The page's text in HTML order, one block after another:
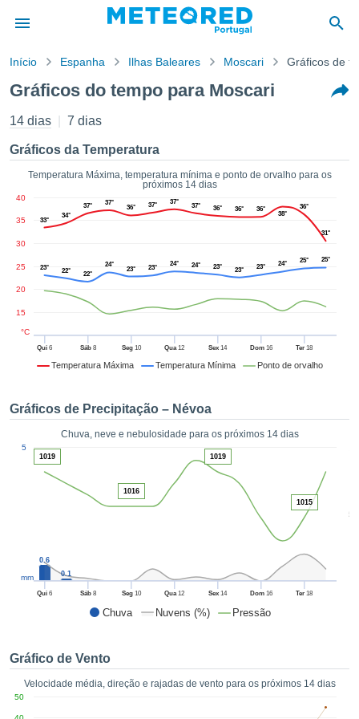
da
foi
por
para
que as
a este
digital
fornecer-
a
o
no
como
ACEITAR
Início Espanha Ilhas Baleares Moscari Gráficos de
Gráficos do tempo para Moscari
14 dias 7 dias
Gráficos da Temperatura
Temperatura Máxima, temperatura mínima e ponto de orvalho para os
próximos 14 dias
Temperatura Máxima Temperatura Mínima Ponto de orvalho
Qui 6 Sáb8 Seg10 Qua12 Sex 14 Dom16 Ter 18
15
20
25
30
35
40
°C
33°
34°
37° 37°
36° 37° 37°
37° 36° 36° 36°
38°
36°
31°
23° 22° 22°
24°
23° 23°
24° 24° 23° 23° 23° 24° 25° 25°
Gráficos de Precipitação – Névoa
Chuva, neve e nebulosidade para os próximos 14 dias
Chuva Nuvens (%) Pressão
50
Qui 6 Sáb8 Seg10 Qua12 Sex 14 Dom16 Ter 18
5
mm
0.6
0.1
1019
1016
1019
1015
Gráfico de Vento
Velocidade média, direção e rajadas de vento para os próximos 14 dias
50